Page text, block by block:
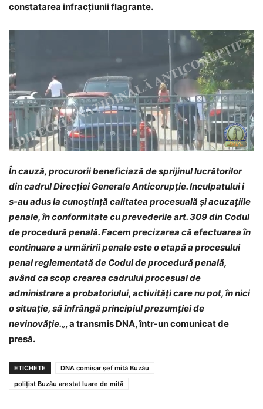
constatarea infracțiunii flagrante.
În cauză, procurorii beneficiază de sprijinul lucrătorilor
din cadrul Direcției Generale Anticorupție. Inculpatului i
s-au adus la cunoștință calitatea procesuală și acuzațiile
penale, în conformitate cu prevederile art. 309 din Codul
de procedură penală. Facem precizarea că efectuarea în
continuare a urmăririi penale este o etapă a procesului
penal reglementată de Codul de procedură penală,
având ca scop crearea cadrului procesual de
administrare a probatoriului, activități care nu pot, în nici
o situație, să înfrângă principiul prezumției de
nevinovăție.„, a transmis DNA, într-un comunicat de
presă.
ETICHETE
DNA comisar șef mită Buzău
polițist Buzău arestat luare de mită